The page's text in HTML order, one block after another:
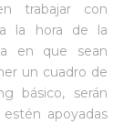
trabajar con
a la hora de la
en que sean
un cuadro de
básico, serán
apoyadas